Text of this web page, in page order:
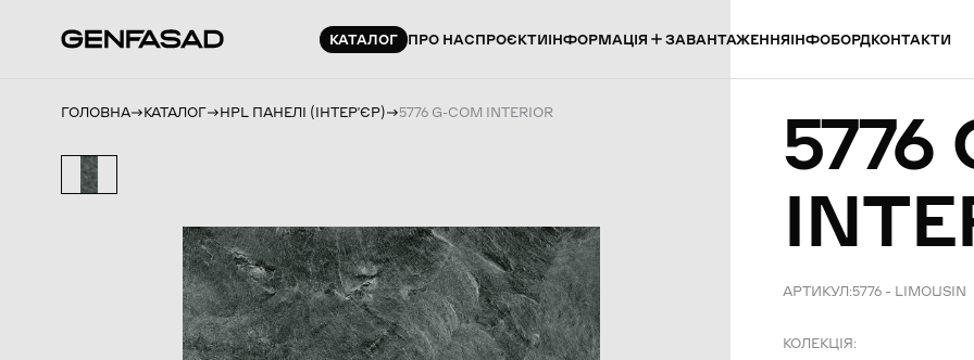
КАТАЛОГ ПРО НАСПРОЄКТИІНФОРМАЦІЯ ЗАВАНТАЖЕННЯІНФОБОРДКОНТАКТИ
ГОЛОВНА КАТАЛОГ HPL ПАНЕЛІ (ІНТЕРʼЄР) 5776 G-COM INTERIOR 5776
АРТИКУЛ:5776 – LIMOUSIN
КОЛЕКЦІЯ: